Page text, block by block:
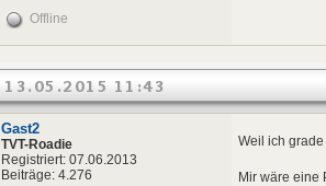
Offline
13.05.2015 11:43
Gast2
TVT-Roadie
Registriert: 07.06.2013
Beiträge: 4.276
Weil ich
Mir wäre eine